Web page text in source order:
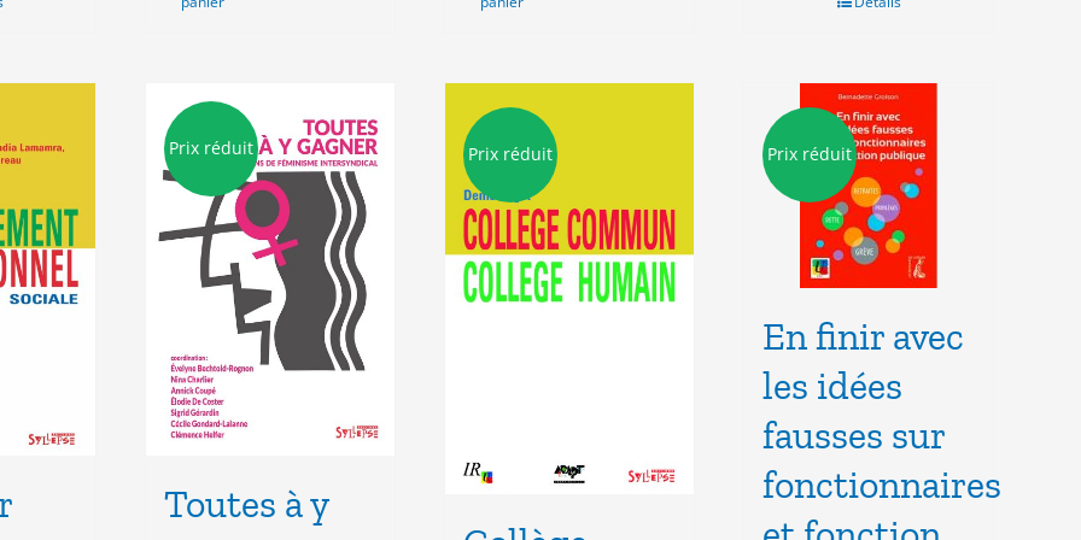
Prix réduit
Toutes à y
Prix réduit Prix réduit
En finir avec
les idées
fausses sur
fonctionnaires